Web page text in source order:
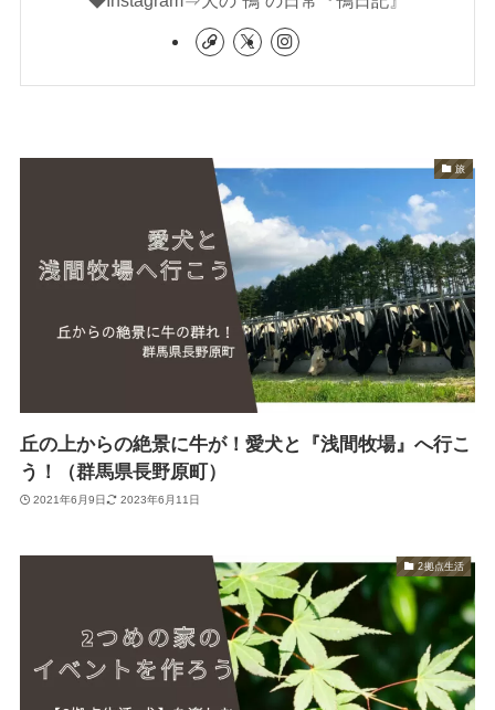
旅
丘の上からの絶景に牛が！愛犬と『浅間牧場』へ行こ
う！（群馬県長野原町）
2021年6月9日 2023年6月11日
2拠点生活